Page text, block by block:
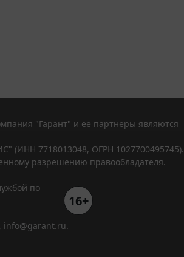
"Гарант" и ее партнеры являются
(ИНН 7718013048, ОГРН 1027700495745).
разрешению правообладателя.
по
16+
info@garant.ru.